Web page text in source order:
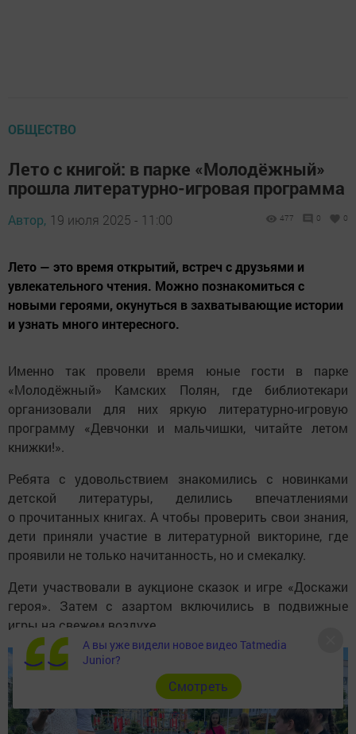
ОБЩЕСТВО
Лето с книгой: в парке «Молодёжный»
прошла литературно-игровая программа
Автор, 19 июля 2025 - 11:00 477 0 0
Лето — это время открытий, встреч с друзьями и
увлекательного чтения. Можно познакомиться с
новыми героями, окунуться в захватывающие истории
и узнать много интересного.
Именно так провели время юные гости в парке
«Молодёжный» Камских Полян, где библиотекари
организовали для них яркую литературно-игровую
программу «Девчонки и мальчишки, читайте летом
книжки!».
Ребята с удовольствием знакомились с новинками
детской литературы, делились впечатлениями
о прочитанных книгах. А чтобы проверить свои знания,
дети приняли участие в литературной викторине, где
проявили не только начитанность, но и смекалку.
Дети участвовали в аукционе сказок и игре «Доскажи
героя». Затем с азартом включились в подвижные
игры на свежем воздухе.
А вы уже видели новое видео Tatmedia
Junior?
Cмотреть